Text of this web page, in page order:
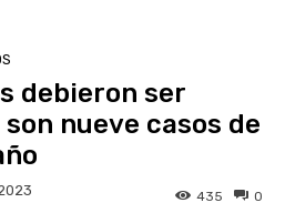
debieron ser
nueve casos de
0
435